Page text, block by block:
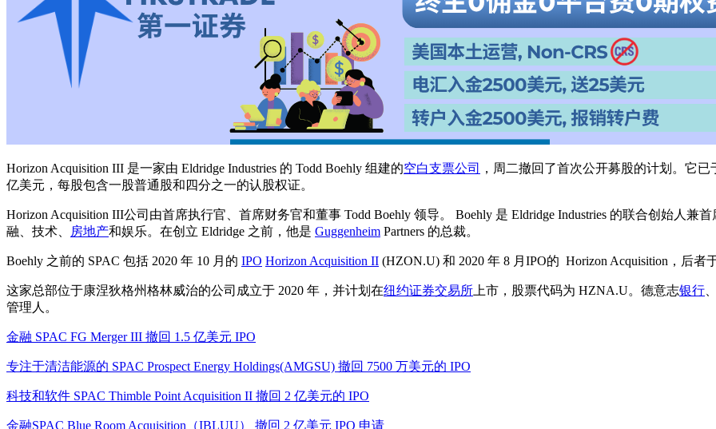
Horizo​​n Acquisition III 是一家由 Eldridge Industries 的 Todd Boehly 组建的空白支票公司
，周二撤回了首次公开募股的计划。它
亿美元，每股包含一股普通股和四分之一的认股权证。
Horizo​​n Acquisition III公司由首席执行官、首席财务官和董事 Todd Boehly 领导。 Boehly 是 Eldridge Industries 的联合创始人兼
融、技术、
房地产和娱乐。在创立 Eldridge 之前，他是 Guggenheim Partners 的总裁。
Boehly 之前的 SPAC 包括 2020 年 10 月的 IPO Horizo​​n Acquisition II (HZON.U) 和 2020 年 8 月IPO的 Horizo​​n Acquisition，后者
这家总部位于康涅狄格州格林威治的公司成立于 2020 年，并计划在纽约证券交易所 上市，股票代码为 HZNA.U。德意志银行
管理人。
金融 SPAC FG Merger III 撤回 1.5 亿美元 IPO
专注于清洁能源的 SPAC Prospect Energy Holdings(AMGSU) 撤回 7500 万美元的 IPO
科技和软件 SPAC Thimble Point Acquisition II 撤回 2 亿美元的 IPO
金融SPAC Blue Room Acquisition（IBLUU） 撤回 2 亿美元 IPO 申请